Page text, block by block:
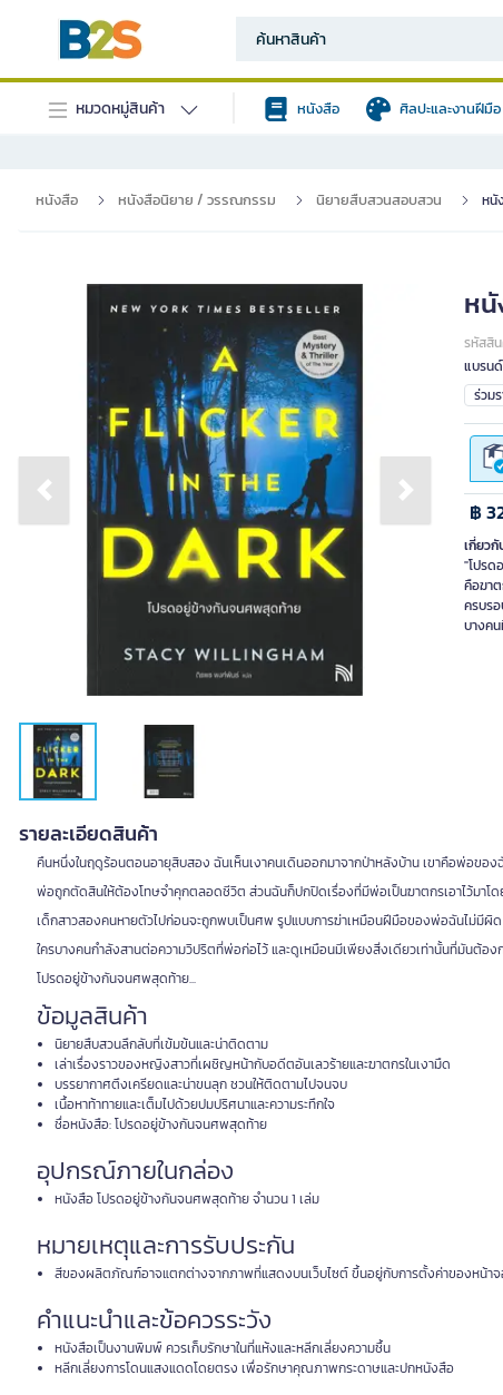
หมวดหมู่สินค้า หนังสือ ศิลปะและงานฝีมือ
หนังสือ หนังสือนิยาย / วรรณกรรม นิยายสืบสวนสอบสวน หนั
Previous slide Next slide
ห
รหัสสิ
แบรนด์
ร่วม
฿
เกี่ยว
"โปรด
คือฆา
ครบร
บางค
รายละเอียดสินค้า
คืนหนึ่งในฤดูร้อนตอนอายุสิบสอง ฉันเห็นเงาคนเดินออกมาจากป่าหลังบ้าน เขาคือพ่อขอ
พ่อถูกตัดสินให้ต้องโทษจำคุกตลอดชีวิต ส่วนฉันก็ปกปิดเรื่องที่มีพ่อเป็นฆาตกรเอาไว้มา
เด็กสาวสองคนหายตัวไปก่อนจะถูกพบเป็นศพ รูปแบบการฆ่าเหมือนฝีมือของพ่อฉันไม่มีผิ
ใครบางคนกำลังสานต่อความวิปริตที่พ่อก่อไว้ และดูเหมือนมีเพียงสิ่งเดียวเท่านั้นที่มันต้อง
โปรดอยู่ข้างกันจนศพสุดท้าย...
ข้อมูลสินค้า
นิยายสืบสวนลึกลับที่เข้มข้นและน่าติดตาม
เล่าเรื่องราวของหญิงสาวที่เผชิญหน้ากับอดีตอันเลวร้ายและฆาตกรในเงามืด
บรรยากาศตึงเครียดและน่าขนลุก ชวนให้ติดตามไปจนจบ
เนื้อหาท้าทายและเต็มไปด้วยปมปริศนาและความระทึกใจ
ชื่อหนังสือ: โปรดอยู่ข้างกันจนศพสุดท้าย
อุปกรณ์ภายในกล่อง
หนังสือ โปรดอยู่ข้างกันจนศพสุดท้าย จำนวน 1 เล่ม
หมายเหตุและการรับประกัน
สีของผลิตภัณฑ์อาจแตกต่างจากภาพที่แสดงบนเว็บไซต์ ขึ้นอยู่กับการตั้งค่าของหน้าจ
คำแนะนำและข้อควรระวัง
หนังสือเป็นงานพิมพ์ ควรเก็บรักษาในที่แห้งและหลีกเลี่ยงความชื้น
หลีกเลี่ยงการโดนแสงแดดโดยตรง เพื่อรักษาคุณภาพกระดาษและปกหนังสือ